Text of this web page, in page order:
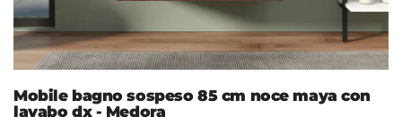
Mobile bagno sospeso 85 cm noce maya con
lavabo dx - Medora